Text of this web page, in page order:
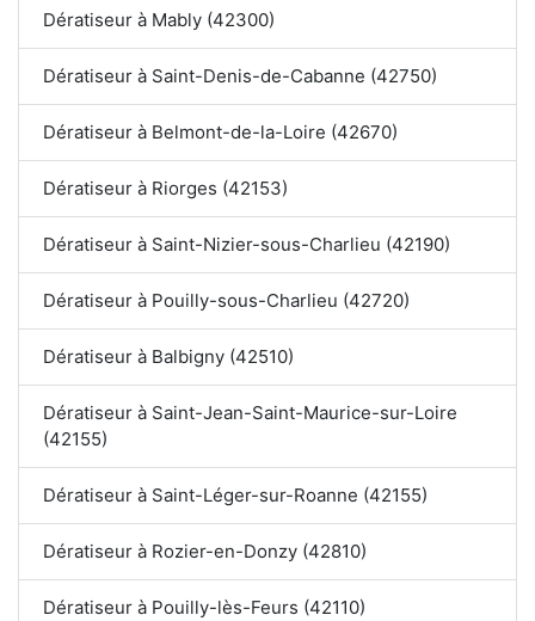
Dératiseur à Mably (42300)
Dératiseur à Saint-Denis-de-Cabanne (42750)
Dératiseur à Belmont-de-la-Loire (42670)
Dératiseur à Riorges (42153)
Dératiseur à Saint-Nizier-sous-Charlieu (42190)
Dératiseur à Pouilly-sous-Charlieu (42720)
Dératiseur à Balbigny (42510)
Dératiseur à Saint-Jean-Saint-Maurice-sur-Loire
(42155)
Dératiseur à Saint-Léger-sur-Roanne (42155)
Dératiseur à Rozier-en-Donzy (42810)
Dératiseur à Pouilly-lès-Feurs (42110)